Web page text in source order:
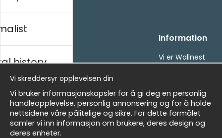
Kontakt oss
- Returer och återbetalningar
- Leverans - enkelt, snabbt &amp; gratis
Om cookies
Mine favoritter
Information
Vi er Wallnest
Nyhetsbrev
history
Vi skreddersyr opplevelsen din
Vi bruker informasjonskapsler for å gi deg en personlig
handleopplevelse, personlig annonsering og for å holde
nettsidene våre pålitelige og sikre. For dette formålet
samler vi inn informasjon om brukere, deres design og
deres enheter.